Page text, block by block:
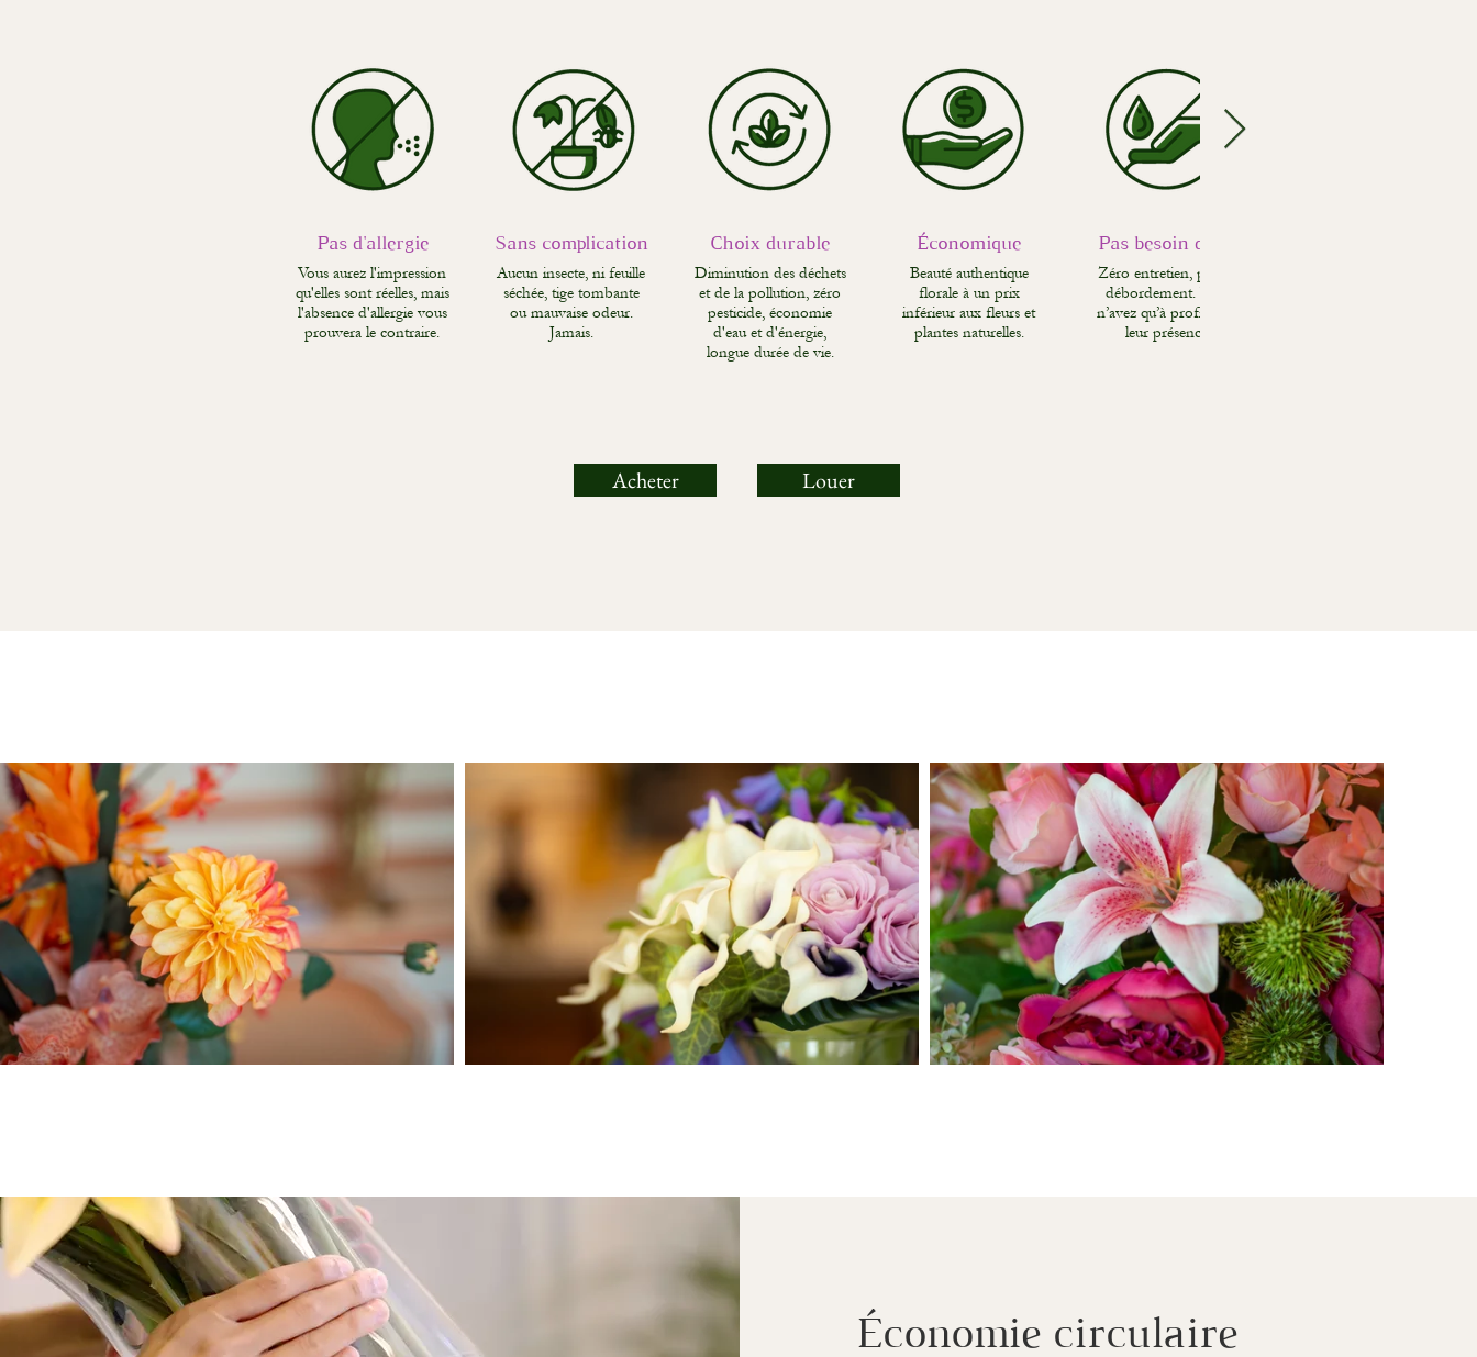
Pas d'allergie
Vous aurez l'impression
qu'elles sont réelles, mais
l'absence d'allergie vous
prouvera le contraire.
Sans complication
Aucun insecte, ni feuille
séchée, tige tombante
ou mauvaise odeur.
Jamais.
Choix durable
Diminution des déchets
et de la pollution, zéro
pesticide, économie
d'eau et d'énergie,
longue durée de vie.
Économique
Beauté authentique
florale à un prix
inférieur aux fleurs et
plantes naturelles.
Pas besoin d'eau
Zéro entretien, pas de
débordement. Vous
n’avez qu’à profiter de
leur présence.
Acheter Louer
Économie circulaire